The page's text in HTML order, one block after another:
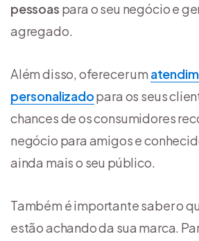
pessoas para o seu negócio e
agregado.
Além disso, oferecer um
personalizadopara os seus
chances de os consumidores
negócio para amigos e
ainda mais o seu público.
Também é importante saber o
estão achando da sua marca.